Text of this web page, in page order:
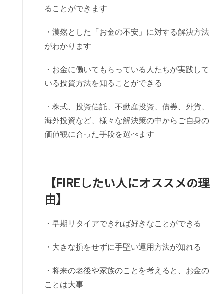
ることができます
・漠然とした「お金の不安」に対する解決方法
がわかります
・お金に働いてもらっている人たちが実践して
いる投資方法を知ることができる
・株式、投資信託、不動産投資、債券、外貨、
海外投資など、様々な解決策の中からご自身の
価値観に合った手段を選べます
【FIREしたい人にオススメの理
由】
・早期リタイアできれば好きなことができる
・大きな損をせずに手堅い運用方法が知れる
・将来の老後や家族のことを考えると、お金の
ことは大事